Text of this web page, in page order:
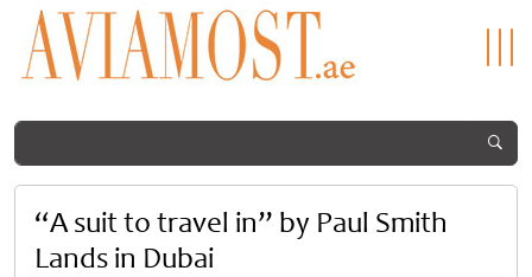
“A suit to travel in” by Paul Smith
Lands in Dubai